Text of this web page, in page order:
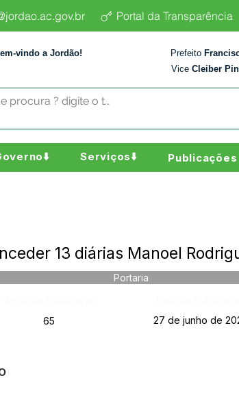
Portal da Transparência
vindo a Jordão! Prefeito
Vice Cleiber
Serviços⬇️ Publicações
13 diárias Manoel
Portaria
65 27 de junho de